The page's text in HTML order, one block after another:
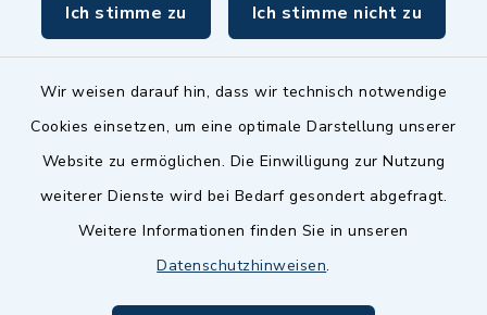
Ich stimme zu Ich stimme nicht zu
Wir weisen darauf hin, dass wir technisch notwendige
Cookies einsetzen, um eine optimale Darstellung unserer
Website zu ermöglichen. Die Einwilligung zur Nutzung
weiterer Dienste wird bei Bedarf gesondert abgefragt.
Weitere Informationen finden Sie in unseren
Datenschutzhinweisen.
inixmedia GmbH
Barrierefreiheit